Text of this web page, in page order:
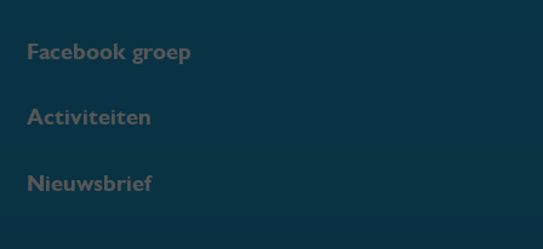
Facebook groep
Activiteiten
Nieuwsbrief